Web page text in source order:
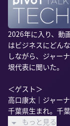
2026年に入り、動
はビジネスにどん
しながら、ジャー
垠代表に聞いた。
＜ゲスト＞
高口康太｜ジャー
千葉県生まれ。千
もっと見る